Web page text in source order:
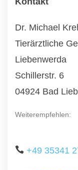
Dr. Michael
Tierärztliche
Liebenwerda
Schillerstr. 6
04924 Bad
Weiterempfehlen:
+49 35341